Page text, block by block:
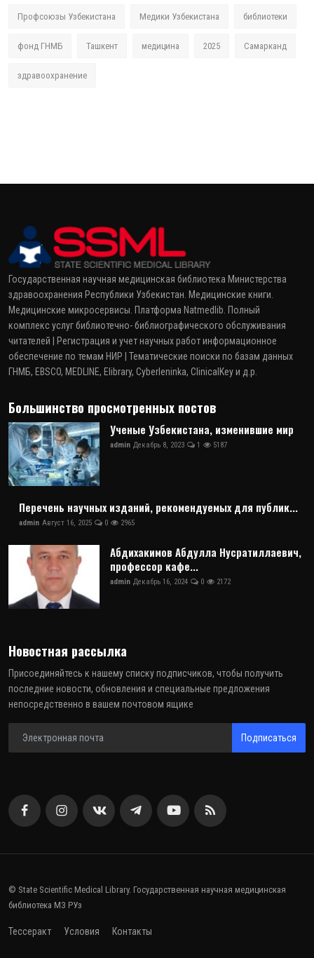
Профсоюзы Узбекистана Медики Узбекистана библиотеки
фонд ГНМБ Ташкент медицина 2025 Самарканд
здравоохранение
Государственная научная медицинская библиотека Министерства
здравоохранения Республики Узбекистан. Медицинские книги.
Медицинские микросервисы. Платформа Natmedlib. Полный
комплекс услуг библиотечно- библиографического обслуживания
читателей | Регистрация и учет научных работ информационное
обеспечение по темам НИР | Тематические поиски по базам данных
ГНМБ, EBSCO, MEDLINE, Elibrary, Cyberleninka, ClinicalKey и д.р.
Большинство просмотренных постов
Ученые Узбекистана, изменившие мир
admin Декабрь 8, 2023 1 5187
Перечень научных изданий, рекомендуемых для публик...
admin Август 16, 2025 0 2965
Абдихакимов Абдулла Нусратиллаевич,
профессор кафе...
admin Декабрь 16, 2024 0 2172
Новостная рассылка
Присоединяйтесь к нашему списку подписчиков, чтобы получить
последние новости, обновления и специальные предложения
непосредственно в вашем почтовом ящике
Подписаться
© State Scientific Medical Library. Государственная научная медицинская
библиотека МЗ РУз
Тессеракт Условия Контакты